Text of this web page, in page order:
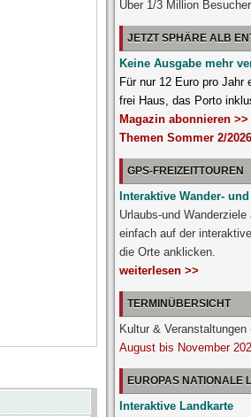
Über 1/3 Million
JETZT SPHÄRE ALB
Keine Ausgabe mehr
Für nur 12 Euro pro
frei Haus, das Porto
Magazin abonnieren >>
Themen Sommer 2/
GPS-FREIZEITTOUREN
Interaktive Wander-
Urlaubs-und
einfach auf der
die Orte anklicken.
weiterlesen >>
TERMINÜBERSICHT
Kultur &
August bis November
EUROPAS NATIONALE
Interaktive Landkarte